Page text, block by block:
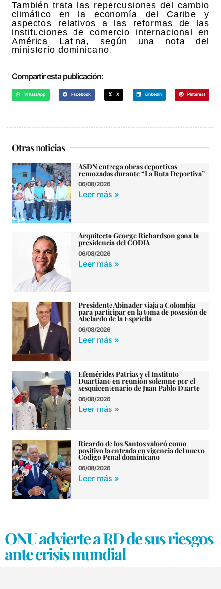
También trata las repercusiones del cambio
climático en la economía del Caribe y
aspectos relativos a las reformas de las
instituciones de comercio internacional en
América Latina, según una nota del
ministerio dominicano.
Compartir esta publicación:
WhatsApp Facebook X LinkedIn Pinterest
Otras noticias
ASDN entrega obras deportivas
remozadas durante “La Ruta Deportiva”
06/08/2026
Leer más »
Arquitecto George Richardson gana la
presidencia del CODIA
06/08/2026
Leer más »
Presidente Abinader viaja a Colombia
para participar en la toma de posesión de
Abelardo de la Espriella
06/08/2026
Leer más »
Efemérides Patrias y el Instituto
Duartiano en reunión solemne por el
sesquicentenario de Juan Pablo Duarte
06/08/2026
Leer más »
Ricardo de los Santos valoró como
positivo la entrada en vigencia del nuevo
Código Penal dominicano
06/08/2026
Leer más »
ONU advierte a RD de sus riesgos
ante crisis mundial